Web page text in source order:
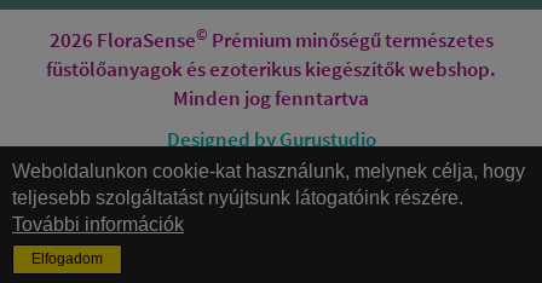
bizonyos idővel hatásuk
elillan, hacsak nem
módunkban áll egész
napos használatukra. Ha
ennél tartósabb védelmet
szeretnél magadon-
magad körül érezni,
akkor tarts velünk,
legközelebb erről írunk!
Magnific
2026 FloraSense© Prémium minőségű természetes
füstölőanyagok és ezoterikus kiegészítők webshop.
Minden jog fenntartva
Designed by Gurustudio
Honlapkészítés
Weboldalunkon cookie-kat használunk, melynek célja, hogy
teljesebb szolgáltatást nyújtsunk látogatóink részére.
További információk
Elfogadom